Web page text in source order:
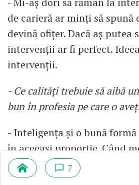
de carieră ar minți să spună
devină ofițer. Dacă aș putea
intervenții ar fi perfect.
intervenții.
- Ce calități trebuie să aibă
bun în profesia pe care o
- Inteligența și o bună
în aceeași proporție. Când
pe munți, urcăm două ore
litri cu apă în spate. Atunci
7